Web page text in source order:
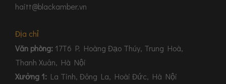
haitt@blackamber.vn
Địa chỉ
Văn phòng: 17T6 P. Hoàng Đạo Thúy, Trung Hoà,
Thanh Xuân, Hà Nội
Xưởng 1: La Tinh, Đông La, Hoài Đức, Hà Nội